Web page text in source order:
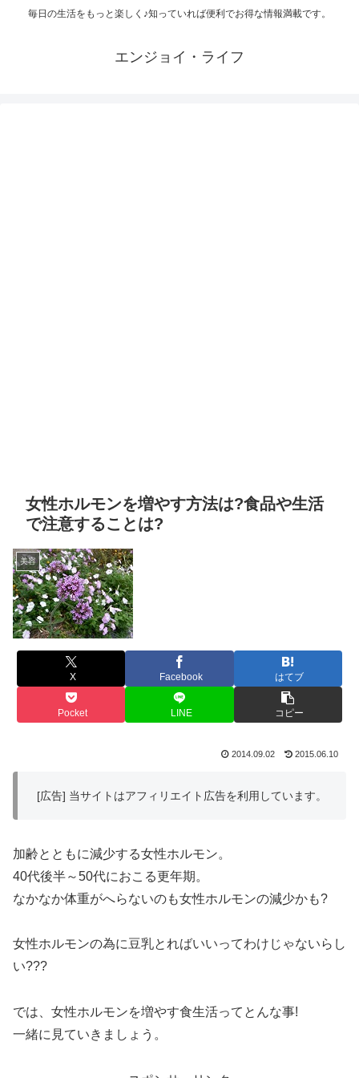
毎日の生活をもっと楽しく♪知っていれば便利でお得な情報満載です。
エンジョイ・ライフ
女性ホルモンを増やす方法は?食品や生活
で注意することは?
美容
X Facebook はてブ
Pocket LINE コピー
2014.09.02 2015.06.10
[広告] 当サイトはアフィリエイト広告を利用しています。
加齢とともに減少する女性ホルモン。
40代後半～50代におこる更年期。
なかなか体重がへらないのも女性ホルモンの減少かも?
女性ホルモンの為に豆乳とればいいってわけじゃないらし
い???
では、女性ホルモンを増やす食生活ってとんな事!
一緒に見ていきましょう。